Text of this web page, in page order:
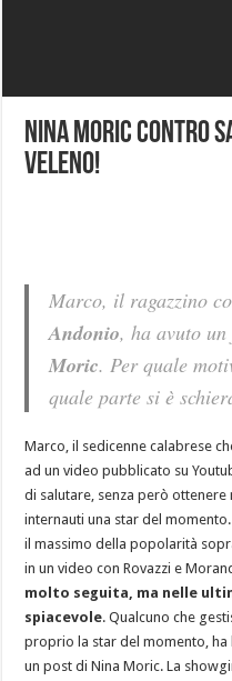
Nina Moric contro
veleno!
Marco, il ragazzino
Andonio, ha avuto
Moric. Per quale
quale parte si è
Marco, il sedicenne calabrese
ad un video pubblicato su
di salutare, senza però
internauti una star del
il massimo della popolarità
in un video con Rovazzi e
molto seguita, ma nelle
spiacevole. Qualcuno che
proprio la star del momento,
un post di Nina Moric. La